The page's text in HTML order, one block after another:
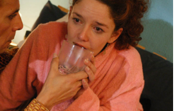
CORTESÍA DIRECTOR